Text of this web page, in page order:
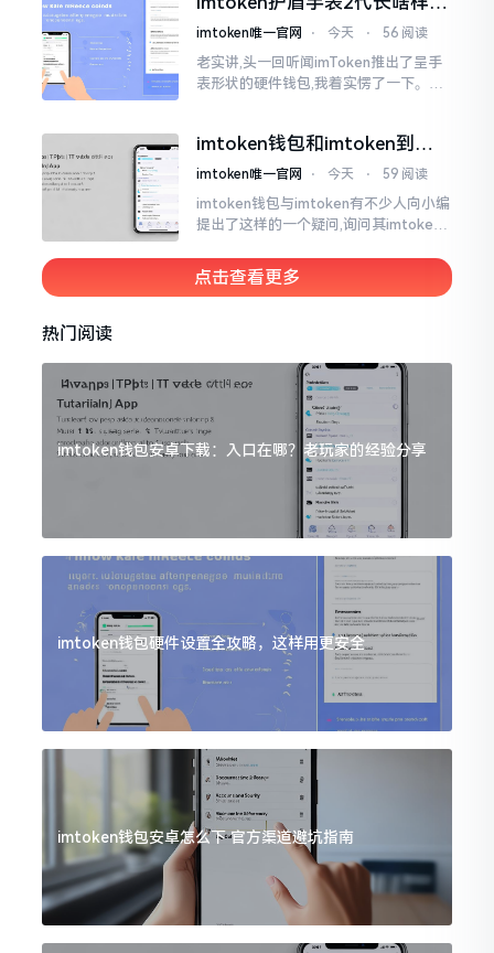
低的状况
真实上手体验分享
imtoken唯一官网 ⋅ 今天 ⋅ 56 阅读
老实讲,头一回听闻imToken推出了呈手
表形状的硬件钱包,我着实愣了一下。在c
imtoken钱包和imtoken到底
是不是一回事？看完就懂了
imtoken唯一官网 ⋅ 今天 ⋅ 59 阅读
imtoken钱包与imtoken有不少人向小编
提出了这样的一个疑问,询问其imtoken
物。而实际上,这二者根本完完全全就是
同一个物品
点击查看更多
热门阅读
imtoken钱包安卓下载：入口在哪？老玩家的经验分享
imtoken钱包硬件设置全攻略，这样用更安全
imtoken钱包安卓怎么下 官方渠道避坑指南